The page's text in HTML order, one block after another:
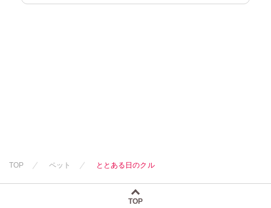
TOP ペット ととある日のクル
TOP